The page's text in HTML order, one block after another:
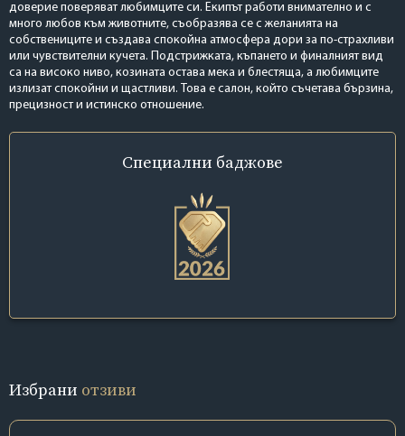
доверие поверяват любимците си. Екипът работи внимателно и с
много любов към животните, съобразява се с желанията на
собствениците и създава спокойна атмосфера дори за по-страхливи
или чувствителни кучета. Подстрижката, къпането и финалният вид
са на високо ниво, козината остава мека и блестяща, а любимците
излизат спокойни и щастливи. Това е салон, който съчетава бързина,
прецизност и истинско отношение.
Специални баджове
Избрани отзиви